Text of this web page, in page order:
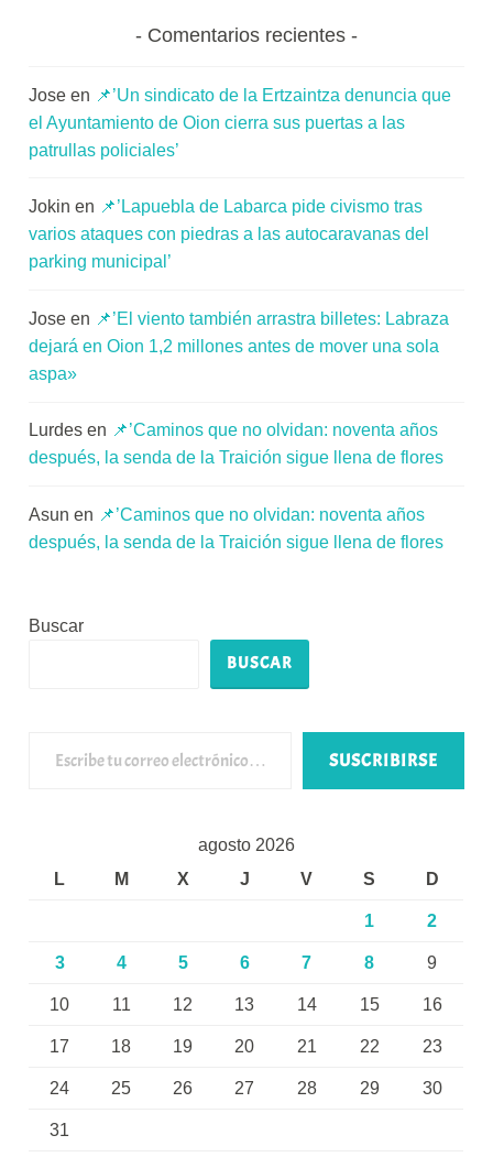
Comentarios recientes
Jose en 📌’Un sindicato de la Ertzaintza denuncia que
el Ayuntamiento de Oion cierra sus puertas a las
patrullas policiales’
Jokin en 📌’Lapuebla de Labarca pide civismo tras
varios ataques con piedras a las autocaravanas del
parking municipal’
Jose en 📌’El viento también arrastra billetes: Labraza
dejará en Oion 1,2 millones antes de mover una sola
aspa»
Lurdes en 📌’Caminos que no olvidan: noventa años
después, la senda de la Traición sigue llena de flores
Asun en 📌’Caminos que no olvidan: noventa años
después, la senda de la Traición sigue llena de flores
Buscar
BUSCAR
SUSCRIBIRSE
agosto 2026
L
M X J V S D
1 2
3 4 5 6 7 8 9
10 11 12 13 14 15 16
17 18 19 20 21 22 23
24 25 26 27 28 29 30
31